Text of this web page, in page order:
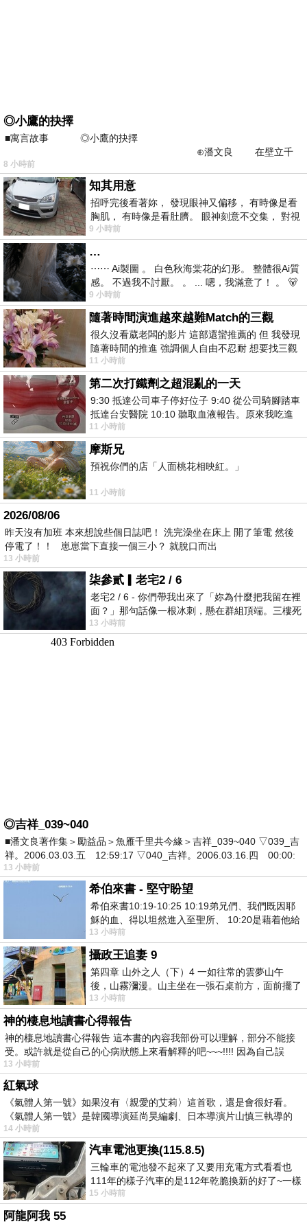
◎小鷹的抉擇
■寓言故事 ◎小鷹的抉擇
⊕潘文良 在壁立千
仞的懸崖上，有一座遮天蔽
8 小時前
知其用意
招呼完後看著妳， 發現眼神又偏移， 有時像是看
胸肌， 有時像是看肚臍。 眼神刻意不交集， 對視
視線不對齊， 讓我很難不
9 小時前
…
⋯⋯ Ai製圖 。 白色秋海棠花的幻形。 整體很Ai質
感。 不過我不討厭。 。 ... 嗯，我滿意了！ 。 🐻
昨中
9 小時前
隨著時間演進越來越難Match的三觀
很久沒看葳老闆的影片 這部還蠻推薦的 但 我發現
隨著時間的推進 強調個人自由不忍耐 想要找三觀
接近的不要說對象 連朋友都超
11 小時前
第二次打鐵劑之超混亂的一天
9:30 抵達公司車子停好位子 9:40 從公司騎腳踏車
抵達台安醫院 10:10 聽取血液報告。原來我吃進
去的 B12 彌可保並非沒有吸收而是超
11 小時前
摩斯兄
預祝你們的店「人面桃花相映紅。」
11 小時前
2026/08/06
昨天沒有加班 本來想說些個日誌吧！ 洗完澡坐在床上 開了筆電 然後
停電了！！ 崽崽當下直接一個三小？ 就脫口而出
13 小時前
柒參貳▎老宅2 / 6
老宅2 / 6 - 你們帶我出來了「妳為什麼把我留在裡
面？」那句話像一根冰刺，懸在群組頂端。三樓死
死盯著照片裡的人。那個人確實站在
13 小時前
◎吉祥_039~040
■潘文良著作集＞勵益品＞魚雁千里共今緣＞吉祥_039~040 ▽039_吉
祥。2006.03.03.五 12:59:17 ▽040_吉祥。2006.03.16.四 00:00:
13 小時前
希伯來書 - 堅守盼望
希伯來書10:19-10:25 10:19弟兄們、我們既因耶
穌的血、得以坦然進入至聖所、 10:20是藉着他給
我們開了一條又新又活的路從幔子經過
13 小時前
攝政王追妻 9
第四章 山外之人（下）4 一如往常的雲夢山午
後，山霧瀰漫。山主坐在一張石桌前方，面前擺了
一盤未下完的棋盤，還有一壺茶與兩只冒
13 小時前
神的棲息地讀書心得報告
神的棲息地讀書心得報告 這本書的內容我部份可以理解，部分不能接
受。或許就是從自己的心病狀態上來看解釋的吧~~~!!!! 因為自己誤
13 小時前
紅氣球
《氣體人第一號》如果沒有〈親愛的艾莉〉這首歌，還是會很好看。
《氣體人第一號》是韓國導演延尚昊編劇、日本導演片山慎三執導的
14 小時前
汽車電池更換(115.8.5)
三輪車的電池發不起來了又要用充電方式看看也
111年的樣子汽車的是112年乾脆換新的好了~一樣
在阿炮電池買的漲了一百多塊吧
15 小時前
阿龍阿我 55